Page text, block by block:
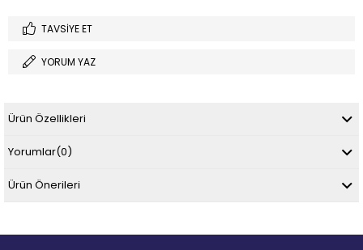
TAVSIYE ET
YORUM YAZ
Ürün Özellikleri
Yorumlar(0)
Ürün Önerileri